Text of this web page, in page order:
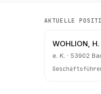
AKTUELLE
WOHLION,
e. K. · 53902